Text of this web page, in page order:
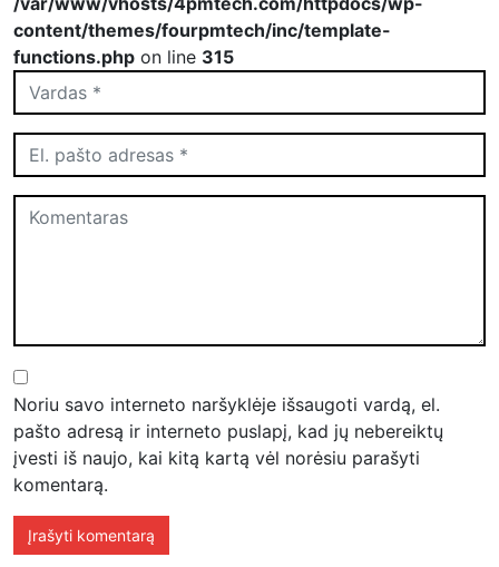
content/themes/fourpmtech/inc/template-
functions.php on line 315
Noriu savo interneto naršyklėje išsaugoti vardą, el.
pašto adresą ir interneto puslapį, kad jų nebereiktų
įvesti iš naujo, kai kitą kartą vėl norėsiu parašyti
komentarą.